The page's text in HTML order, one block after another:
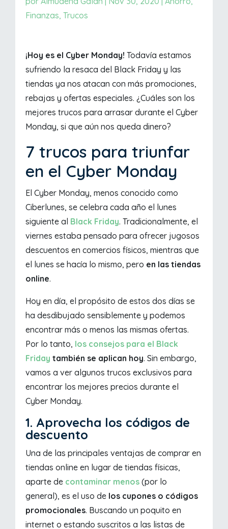
Finanzas ,Trucos
¡Hoy es el Cyber Monday! Todavía estamos
sufriendo la resaca del Black Friday y las
tiendas ya nos atacan con más promociones,
rebajas y ofertas especiales. ¿Cuáles son los
mejores trucos para arrasar durante el Cyber
Monday, si que aún nos queda dinero?
7 trucos para triunfar
en el Cyber Monday
El Cyber Monday, menos conocido como
Ciberlunes, se celebra cada año el lunes
siguiente al Black Friday. Tradicionalmente, el
viernes estaba pensado para ofrecer jugosos
descuentos en comercios físicos, mientras que
el lunes se hacía lo mismo, pero en las tiendas
online.
Hoy en día, el propósito de estos dos días se
ha desdibujado sensiblemente y podemos
encontrar más o menos las mismas ofertas.
Por lo tanto, los consejos para el Black
Friday también se aplican hoy. Sin embargo,
vamos a ver algunos trucos exclusivos para
encontrar los mejores precios durante el
Cyber Monday.
1. Aprovecha los códigos de
descuento
Una de las principales ventajas de comprar en
tiendas online en lugar de tiendas físicas,
aparte de contaminar menos (por lo
general), es el uso de los cupones o códigos
promocionales. Buscando un poquito en
internet o estando suscritos a las listas de